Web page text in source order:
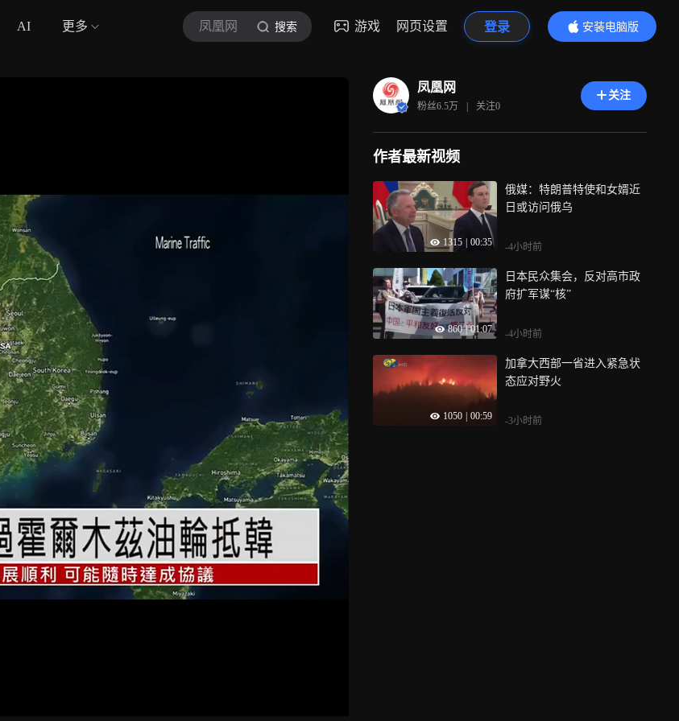
AI 更多 凤凰网 搜索 游戏 网页设置 登录
安装电脑版
内容更精彩
凤凰网
粉丝6.5万 | 关注0
关注
作者最新视频
1315 00:35
俄媒：特朗普特使和女婿近
日或访问俄乌
-4小时前
860 01:07
日本民众集会，反对高市政
府扩军谋“核”
-4小时前
1050 00:59
加拿大西部一省进入紧急状
态应对野火
-3小时前